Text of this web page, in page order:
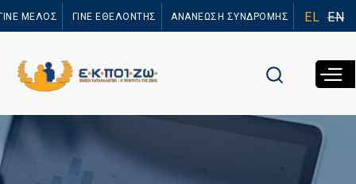
προς το
ΜΕΛΟΣ ΓΙΝΕ ΕΘΕΛΟΝΤΗΣ ΑΝΑΝΕΩΣΗ ΣΥΝΔΡΟΜΗΣ EL EN